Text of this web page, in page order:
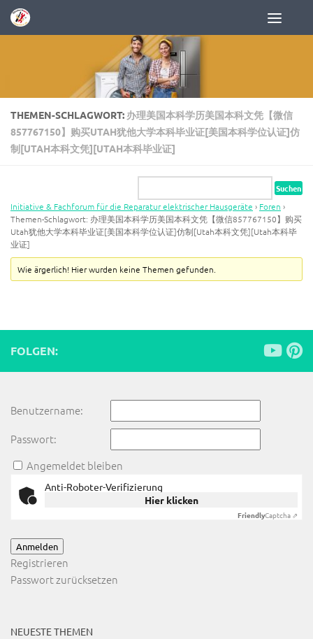
Zum Inhalt springen
THEMEN-SCHLAGWORT: 办理美国本科学历美国本科文凭【微信
857767150】购买UTAH犹他大学本科毕业证[美国本科学位认证]仿
制[UTAH本科文凭][UTAH本科毕业证]
Initiative & Fachforum für die Reparatur elektrischer Hausgeräte › Foren ›
Themen-Schlagwort: 办理美国本科学历美国本科文凭【微信857767150】购买
Utah犹他大学本科毕业证[美国本科学位认证]仿制[Utah本科文凭][Utah本科毕
业证]
Wie ärgerlich! Hier wurden keine Themen gefunden.
FOLGEN:
Benutzername:
Passwort:
Angemeldet bleiben
Anti-Roboter-Verifizierung
Hier klicken
FriendlyCaptcha ⇗
Anmelden
Registrieren
Passwort zurücksetzen
NEUESTE THEMEN